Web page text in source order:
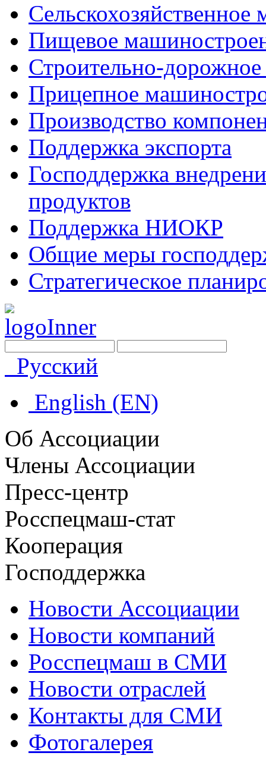
Пищевое
Строительно-
Прицепное
Производство
Поддержка экспорта
Господдержка
продуктов
Поддержка НИОКР
Общие меры
Стратегическое
Русский
English (EN)
Об Ассоциации
Члены Ассоциации
Пресс-центр
Росспецмаш-стат
Кооперация
Господдержка
Новости Ассоциации
Новости компаний
Росспецмаш в СМИ
Новости отраслей
Контакты для СМИ
Фотогалерея